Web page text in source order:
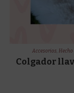
Accesorios, Hecho
Colgador